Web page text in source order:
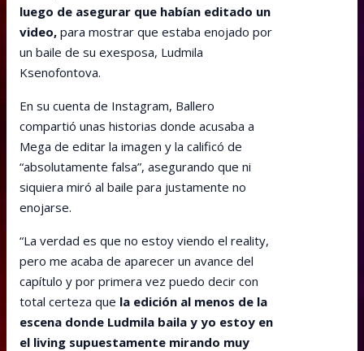
luego de asegurar que habían editado un
video, para mostrar que estaba enojado por
un baile de su exesposa, Ludmila
Ksenofontova.
En su cuenta de Instagram, Ballero
compartió unas historias donde acusaba a
Mega de editar la imagen y la calificó de
“absolutamente falsa”, asegurando que ni
siquiera miró al baile para justamente no
enojarse.
“La verdad es que no estoy viendo el reality,
pero me acaba de aparecer un avance del
capítulo y por primera vez puedo decir con
total certeza que la edición al menos de la
escena donde Ludmila baila y yo estoy en
el living supuestamente mirando muy